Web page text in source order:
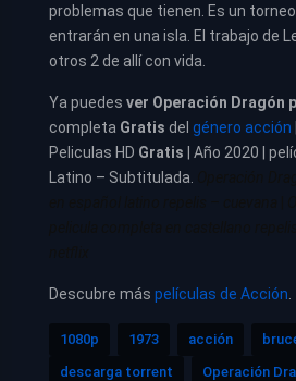
problemas que tienen. Es un
entrarán en una isla. El trabajo de
otros 2 de allí con vida.
Ya puedes ver Operación Dragón
completa Gratis del género acción
Peliculas HD Gratis | Año 2020 |
Latino – Subtitulada.
Descubre más películas de Acción
1080p 1973 acción
descarga torrent
Operación